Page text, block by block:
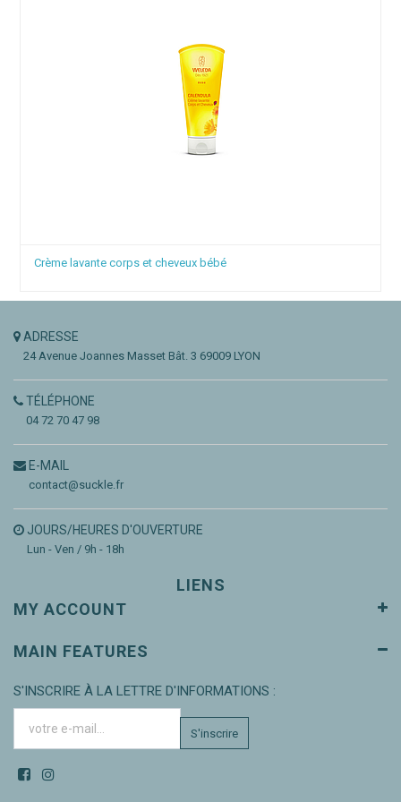
Crème lavante corps et cheveux bébé
ADRESSE
24 Avenue Joannes Masset Bât. 3 69009 LYON
TÉLÉPHONE
04 72 70 47 98
E-MAIL
contact@suckle.fr
JOURS/HEURES D'OUVERTURE
Lun - Ven / 9h - 18h
LIENS
MY ACCOUNT
MAIN FEATURES
S'INSCRIRE À LA LETTRE D'INFORMATIONS :
S'inscrire